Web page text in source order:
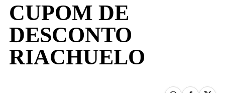
CUPOM DE
DESCONTO
RIACHUELO